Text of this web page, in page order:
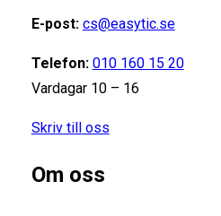
E-post: cs@easytic.se
Telefon: 010 160 15 20
Vardagar 10 – 16
Skriv till oss
Om oss